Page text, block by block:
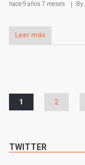
hace9 años 7 meses By
Protesta
Leer más
Páginas
1 2
TWITTER